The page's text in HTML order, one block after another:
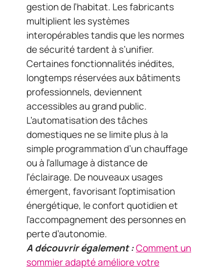
gestion de l’habitat. Les fabricants
multiplient les systèmes
interopérables tandis que les normes
de sécurité tardent à s’unifier.
Certaines fonctionnalités inédites,
longtemps réservées aux bâtiments
professionnels, deviennent
accessibles au grand public.
L’automatisation des tâches
domestiques ne se limite plus à la
simple programmation d’un chauffage
ou à l’allumage à distance de
l’éclairage. De nouveaux usages
émergent, favorisant l’optimisation
énergétique, le confort quotidien et
l’accompagnement des personnes en
perte d’autonomie.
A découvrir également :Comment un
sommier adapté améliore votre